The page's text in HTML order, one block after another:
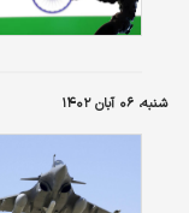
شنبه، ۰۶ آبان ۱۴۰۲